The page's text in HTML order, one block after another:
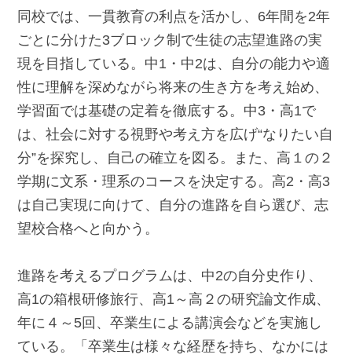
同校では、一貫教育の利点を活かし、6年間を2年
ごとに分けた3ブロック制で生徒の志望進路の実
現を目指している。中1・中2は、自分の能力や適
性に理解を深めながら将来の生き方を考え始め、
学習面では基礎の定着を徹底する。中3・高1で
は、社会に対する視野や考え方を広げ“なりたい自
分”を探究し、自己の確立を図る。また、高１の２
学期に文系・理系のコースを決定する。高2・高3
は自己実現に向けて、自分の進路を自ら選び、志
望校合格へと向かう。
進路を考えるプログラムは、中2の自分史作り、
高1の箱根研修旅行、高1～高２の研究論文作成、
年に４～5回、卒業生による講演会などを実施し
ている。「卒業生は様々な経歴を持ち、なかには